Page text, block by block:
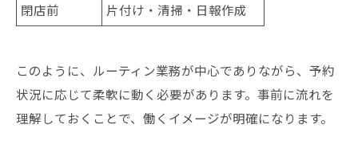
閉店前
片付け・清掃・日報作成
このように、ルーティン業務が中心でありながら、予約
状況に応じて柔軟に動く必要があります。事前に流れを
理解しておくことで、働くイメージが明確になります。